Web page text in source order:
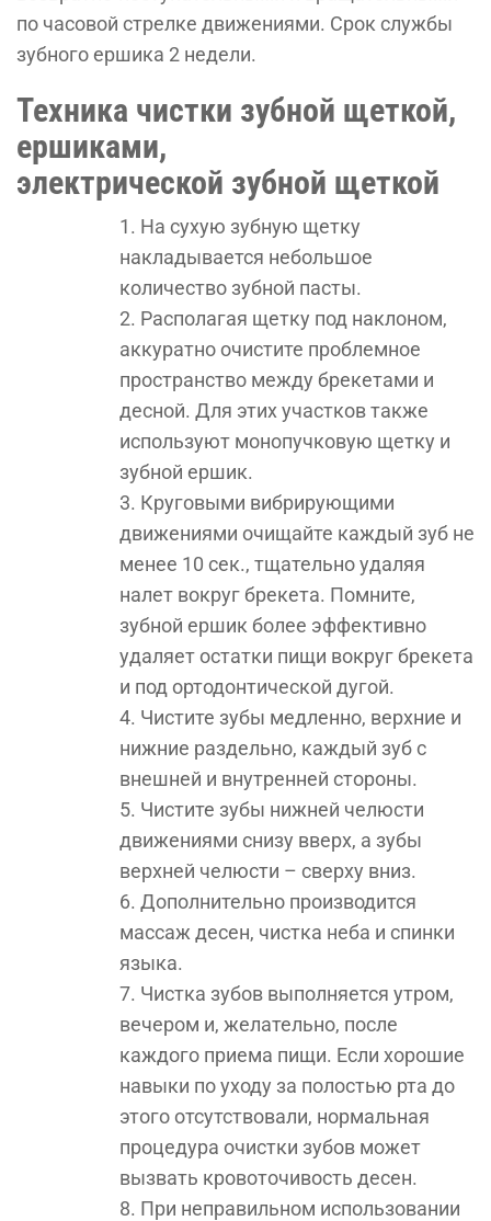
по часовой стрелке движениями. Срок службы
зубного ершика 2 недели.
Техника чистки зубной щеткой,
ершиками,
электрической зубной щеткой
На сухую зубную щетку
накладывается небольшое
количество зубной пасты.
Располагая щетку под наклоном,
аккуратно очистите проблемное
пространство между брекетами и
десной. Для этих участков также
используют монопучковую щетку и
зубной ершик.
Круговыми вибрирующими
движениями очищайте каждый зуб не
менее 10 сек., тщательно удаляя
налет вокруг брекета. Помните,
зубной ершик более эффективно
удаляет остатки пищи вокруг брекета
и под ортодонтической дугой.
Чистите зубы медленно, верхние и
нижние раздельно, каждый зуб с
внешней и внутренней стороны.
Чистите зубы нижней челюсти
движениями снизу вверх, а зубы
верхней челюсти – сверху вниз.
Дополнительно производится
массаж десен, чистка неба и спинки
языка.
Чистка зубов выполняется утром,
вечером и, желательно, после
каждого приема пищи. Если хорошие
навыки по уходу за полостью рта до
этого отсутствовали, нормальная
процедура очистки зубов может
вызвать кровоточивость десен.
При неправильном использовании